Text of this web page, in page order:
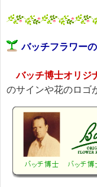
バッチフラワー
バッチ博士オリジ
のサインや花のロゴ